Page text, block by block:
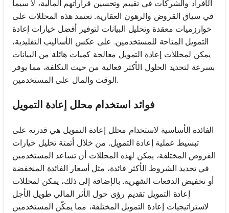
الأفراد والشركات في تقييم وتحسين قراراتهم المالية، لا سيما
في سياق القروض والرهون العقارية. تعتمد هذه المحللات على
خوارزميات معقدة وتحليل البيانات لتوفير أفضل خيارات إعادة
التمويل المتاحة للمستخدمين. على عكس الأساليب التقليدية،
يمكن لمحللات إعادة التمويل معالجة كميات هائلة من البيانات
بسرعة لتحديد الحلول الأكثر فعالية من حيث التكلفة، مما يوفر
الوقت والمال على المستخدمين.
فوائد استخدام محلل إعادة التمويل
الفائدة الأساسية لاستخدام محلل إعادة التمويل هي قدرته على
تبسيط عملية إعادة التمويل. من خلال أتمتة تحليل خيارات
القروض المختلفة، يمكن لهذه المحللات أن تساعد المستخدمين
في تحديد الشروط الأكثر فائدة، مثل أسعار الفائدة المنخفضة
أو تخفيض الدفعات الشهرية. بالإضافة إلى ذلك، يمكن لمحللات
إعادة التمويل تقديم رؤى حول الأثر المالي طويل الأجل
لاستراتيجيات إعادة التمويل المختلفة، مما يمكّن المستخدمين